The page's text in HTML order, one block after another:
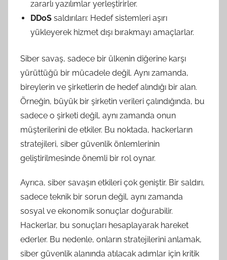
zararlı yazılımlar yerleştirirler.
DDoS saldırıları: Hedef sistemleri aşırı
yükleyerek hizmet dışı bırakmayı amaçlarlar.
Siber savaş, sadece bir ülkenin diğerine karşı
yürüttüğü bir mücadele değil. Aynı zamanda,
bireylerin ve şirketlerin de hedef alındığı bir alan.
Örneğin, büyük bir şirketin verileri çalındığında, bu
sadece o şirketi değil, aynı zamanda onun
müşterilerini de etkiler. Bu noktada, hackerların
stratejileri, siber güvenlik önlemlerinin
geliştirilmesinde önemli bir rol oynar.
Ayrıca, siber savaşın etkileri çok geniştir. Bir saldırı,
sadece teknik bir sorun değil, aynı zamanda
sosyal ve ekonomik sonuçlar doğurabilir.
Hackerlar, bu sonuçları hesaplayarak hareket
ederler. Bu nedenle, onların stratejilerini anlamak,
siber güvenlik alanında atılacak adımlar için kritik